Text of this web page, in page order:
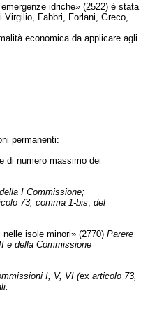
idriche» (2522) è stata
Fabbri, Forlani, Greco,
economica da applicare agli
permanenti:
di numero massimo dei
I Commissione;
73, comma 1-bis del
isole minori» (2770) Parere
e della Commissione
I, V, VI (ex articolo 73,